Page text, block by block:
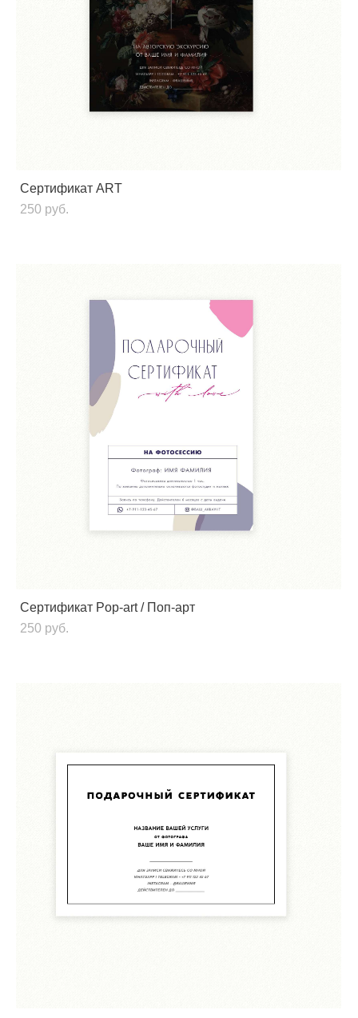
Сертификат ART
250 pуб.
Сертификат Pop-art / Поп-арт
250 pуб.